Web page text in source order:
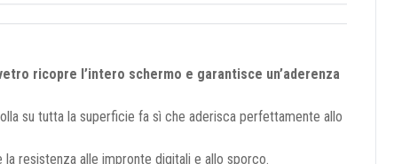
ricopre l’intero schermo e garantisce un’aderenza
su tutta la superficie fa sì che aderisca perfettamente allo
resistenza alle impronte digitali e allo sporco.